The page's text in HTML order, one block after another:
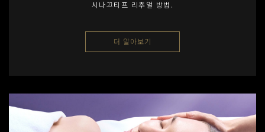
시나끄티프 리추얼 방법.
더 알아보기